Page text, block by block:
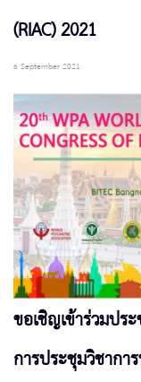
(RIAC) 2021
6 September 2021
ขอเชิญเข้าร่วมปร
การประชุมวิชากา